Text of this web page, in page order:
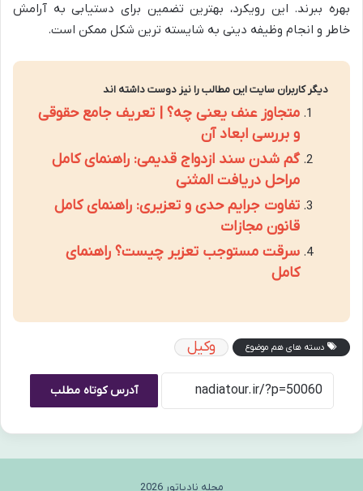
بهره ببرند. این رویکرد، بهترین تضمین برای دستیابی به آرامش
خاطر و انجام وظیفه دینی به شایسته ترین شکل ممکن است.
دیگر کاربران سایت این مطالب را نیز دوست داشته اند
متجاوز عنف یعنی چه؟ | تعریف جامع حقوقی
و بررسی ابعاد آن
گم شدن سند ازدواج قدیمی: راهنمای کامل
مراحل دریافت المثنی
تفاوت جرایم حدی و تعزیری: راهنمای کامل
قانون مجازات
سرقت مستوجب تعزیر چیست؟ راهنمای
کامل
دسته های هم موضوع وکیل
آدرس کوتاه مطلب
مجله نادیاتور 2026